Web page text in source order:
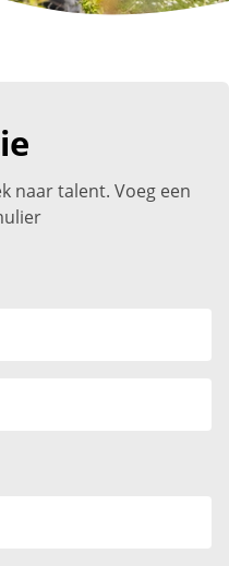
naar talent. Voeg een